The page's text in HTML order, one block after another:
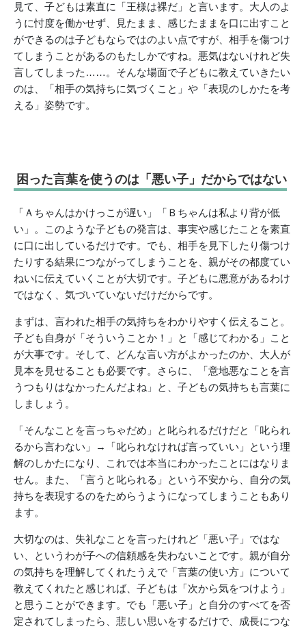
見て、子どもは素直に「王様は裸だ」と言います。大人のよ
うに忖度を働かせず、見たまま、感じたままを口に出すこと
ができるのは子どもならではのよい点ですが、相手を傷つけ
てしまうことがあるのもたしかですね。悪気はないけれど失
言してしまった……。そんな場面で子どもに教えていきたい
のは、「相手の気持ちに気づくこと」や「表現のしかたを考
える」姿勢です。
困った言葉を使うのは「悪い子」だからではない
「Ａちゃんはかけっこが遅い」「Ｂちゃんは私より背が低
い」。このような子どもの発言は、事実や感じたことを素直
に口に出しているだけです。でも、相手を見下したり傷つけ
たりする結果につながってしまうことを、親がその都度てい
ねいに伝えていくことが大切です。子どもに悪意があるわけ
ではなく、気づいていないだけだからです。
まずは、言われた相手の気持ちをわかりやすく伝えること。
子ども自身が「そういうことか！」と「感じてわかる」こと
が大事です。そして、どんな言い方がよかったのか、大人が
見本を見せることも必要です。さらに、「意地悪なことを言
うつもりはなかったんだよね」と、子どもの気持ちも言葉に
しましょう。
「そんなことを言っちゃだめ」と叱られるだけだと「叱られ
るから言わない」→「叱られなければ言っていい」という理
解のしかたになり、これでは本当にわかったことにはなりま
せん。また、「言うと叱られる」という不安から、自分の気
持ちを表現するのをためらうようになってしまうこともあり
ます。
大切なのは、失礼なことを言ったけれど「悪い子」ではな
い、というわが子への信頼感を失わないことです。親が自分
の気持ちを理解してくれたうえで「言葉の使い方」について
教えてくれたと感じれば、子どもは「次から気をつけよう」
と思うことができます。でも「悪い子」と自分のすべてを否
定されてしまったら、悲しい思いをするだけで、成長につな